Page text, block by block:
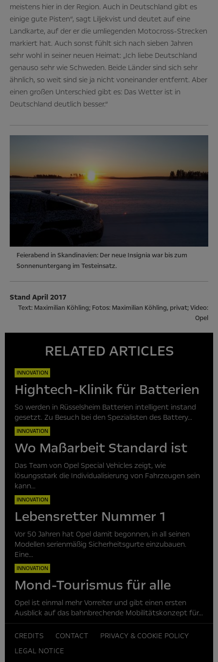
meistens hier in der Region. Auch in Deutschland gibt es
einige gute Pisten“, sagt Liljekvist und deutet auf eine
Landkarte, auf der er die umliegenden Motocross-Strecken
markiert hat. Auch sonst fühlt sich nach sieben Jahren
sehr wohl in seiner neuen Heimat: „Ich liebe Deutschland
genauso sehr wie Schweden. Beide Länder sind sich sehr
ähnlich, so weit sind sie ja nicht voneinander entfernt. Aber
einen großen Unterschied gibt es: Das Wetter ist in
Deutschland deutlich besser.“
Feierabend in Skandinavien: Der neue Insignia war bis zum
Sonnenuntergang im Testeinsatz.
Stand April 2017
Text: Maximilian Köhling; Fotos: Maximilian Köhling, privat; Video:
Opel
RELATED ARTICLES
INNOVATION
Hightech-Klinik für Batterien
So werden in Rüsselsheim Batterien intelligent instand
gesetzt. Zu Besuch bei den Spezialisten des Battery...
INNOVATION
Wo Maßarbeit Standard ist
Das Team von Opel Special Vehicles zeigt, wie
lösungsstark die Individualisierung von Fahrzeugen sein
kann...
INNOVATION
Lebensretter Nummer 1
Vor 50 Jahren hat Opel damit begonnen, in all seinen
Modellen serienmäßig Sicherheitsgurte einzubauen.
Eine...
INNOVATION
Mond-Tourismus für alle
Opel ist einmal mehr Vorreiter und gibt einen ersten
Ausblick auf das bahnbrechende Mobilitätskonzept für...
CREDITS CONTACT
PRIVACY & COOKIE POLICY
LEGAL NOTICE